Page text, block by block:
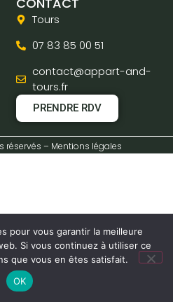
Tours
07 83 85 00 51
contact@appart-and-
tours.fr
PRENDRE RDV
– Mentions légales
pour vous garantir la meilleure
Si vous continuez à utiliser ce
que vous en êtes satisfait.
OK